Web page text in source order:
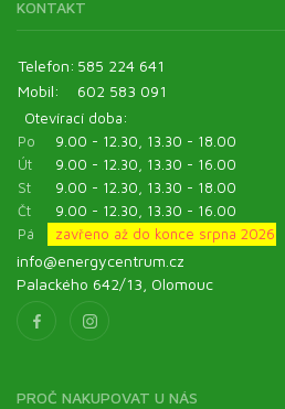
KONTAKT
Telefon: 585 224 641
Mobil:
602 583 091
Otevírací doba:
Po
9.00 - 12.30, 13.30 - 18.00
Út
9.00 - 12.30, 13.30 - 16.00
St
9.00 - 12.30, 13.30 - 18.00
Čt
9.00 - 12.30, 13.30 - 16.00
Pá
zavřeno až do konce srpna 2026
info@energycentrum.cz
Palackého 642/13, Olomouc
PROČ NAKUPOVAT U NÁS